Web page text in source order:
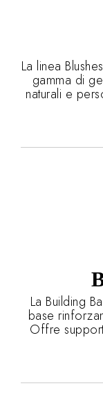
La linea
gamma di
naturali e
La Building
base
Offre